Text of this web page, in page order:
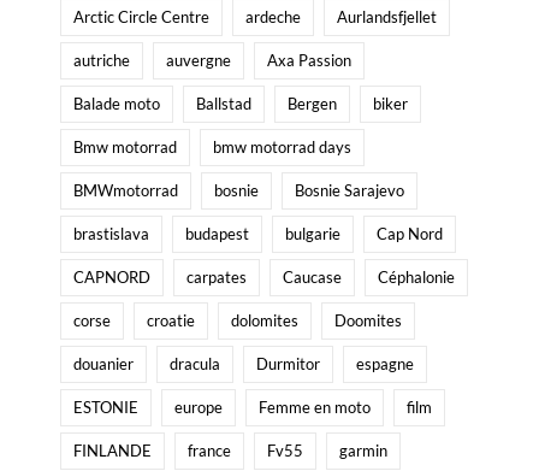
Arctic Circle Centre ardeche Aurlandsfjellet
autriche auvergne Axa Passion
Balade moto Ballstad Bergen biker
Bmw motorrad bmw motorrad days
BMWmotorrad bosnie Bosnie Sarajevo
brastislava budapest bulgarie Cap Nord
CAPNORD carpates Caucase Céphalonie
corse croatie dolomites Doomites
douanier dracula Durmitor espagne
ESTONIE europe Femme en moto film
FINLANDE france Fv55 garmin